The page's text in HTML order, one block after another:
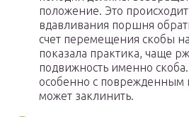
положение. Это происходит
вдавливания поршня
счет перемещения скобы
показала практика, чаще
подвижность именно
особенно с поврежденным
может заклинить.